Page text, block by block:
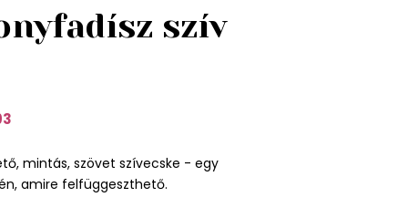
szív
mintás, szövet szívecske - egy
amire felfüggeszthető.